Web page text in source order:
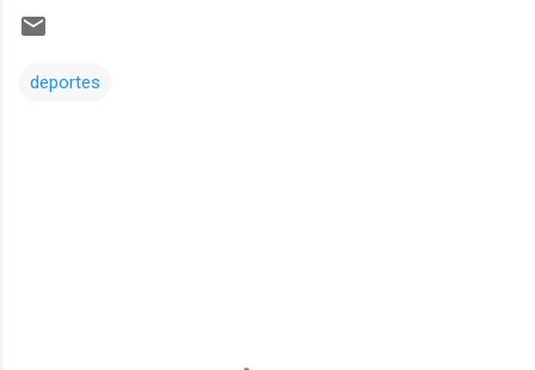
deportes